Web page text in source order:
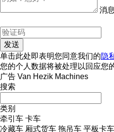
消息
单击此处即表明您同意我们的隐
您的个人数据将被处理以回应您
广告 Van Hezik Machines
搜索
类别
牵引车 卡车
冷藏车 厢式货车 拖吊车 平板卡车